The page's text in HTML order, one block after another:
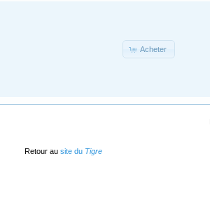
Acheter
Retour au site du Tigre